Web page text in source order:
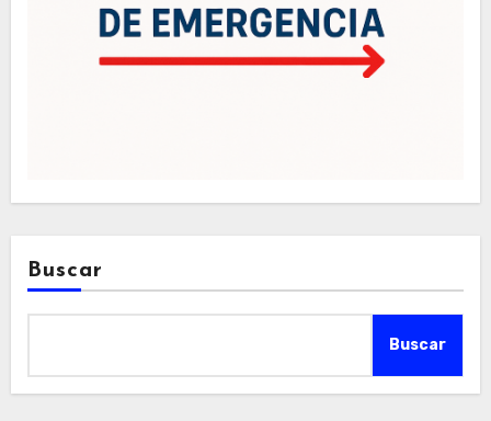
Buscar
Buscar